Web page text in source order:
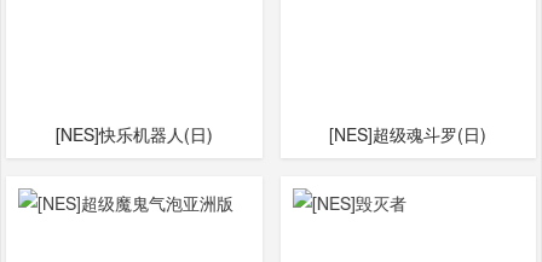
[NES]快乐机器人(日) [NES]超级魂斗罗(日)